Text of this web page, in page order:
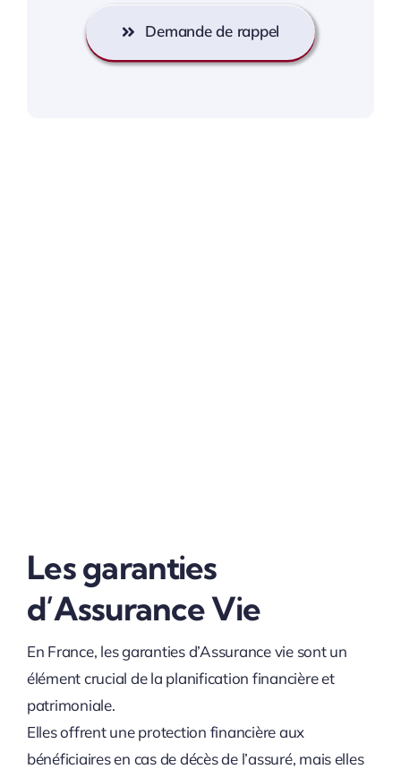
Demande de rappel
Les garanties
d’Assurance Vie
En France, les garanties d’Assurance vie sont un
élément crucial de la planification financière et
patrimoniale.
Elles offrent une protection financière aux
bénéficiaires en cas de décès de l’assuré, mais elles